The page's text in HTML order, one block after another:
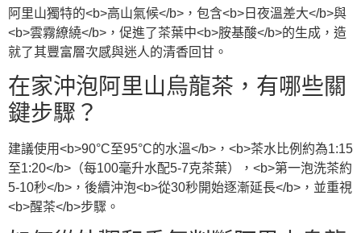
阿里山獨特的<b>高山氣候</b>，包含<b>日夜溫差大</b>與
<b>雲霧繚繞</b>，促進了茶葉中<b>胺基酸</b>的生成，造
就了其豐富層次感與迷人的清香回甘。
在家沖泡阿里山烏龍茶，有哪些關
鍵步驟？
建議使用<b>90°C至95°C的水溫</b>，<b>茶水比例約為1:15
至1:20</b>（每100毫升水配5-7克茶葉），<b>第一泡洗茶約
5-10秒</b>，後續沖泡<b>從30秒開始逐漸延長</b>，並重視
<b>醒茶</b>步驟。